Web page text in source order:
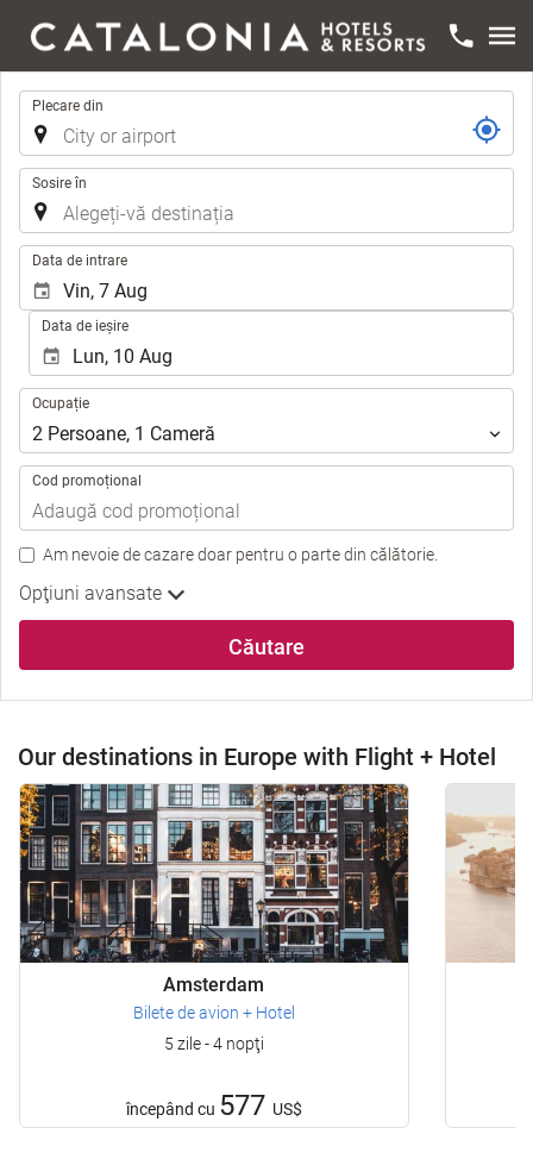
Traseu
Plecare din
Sosire în
Data de intrare
Data de ieșire
Ocupație
Ocupație
2 Persoane, 1 Cameră
Cod promoțional
Am nevoie de cazare doar pentru o parte din călătorie.
Opţiuni avansate
Căutare
Our destinations in Europe with Flight + Hotel
Amsterdam
Bilete de avion + Hotel
5 zile - 4 nopţi
începând cu 577 US$